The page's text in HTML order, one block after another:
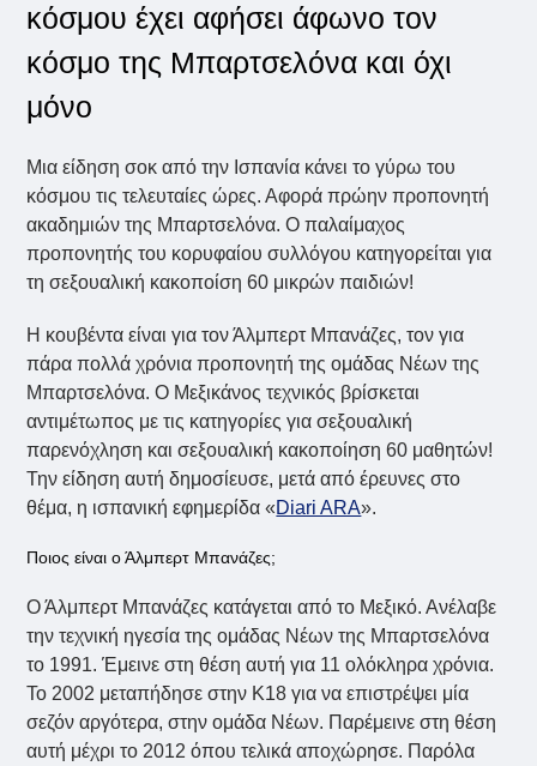
κόσμου έχει αφήσει άφωνο τον
κόσμο της Μπαρτσελόνα και όχι
μόνο
Μια είδηση σοκ από την Ισπανία κάνει το γύρω του
κόσμου τις τελευταίες ώρες. Αφορά πρώην προπονητή
ακαδημιών της Μπαρτσελόνα. Ο παλαίμαχος
προπονητής του κορυφαίου συλλόγου κατηγορείται για
τη σεξουαλική κακοποίση 60 μικρών παιδιών!
Η κουβέντα είναι για τον Άλμπερτ Μπανάζες, τον για
πάρα πολλά χρόνια προπονητή της ομάδας Νέων της
Μπαρτσελόνα. Ο Μεξικάνος τεχνικός βρίσκεται
αντιμέτωπος με τις κατηγορίες για σεξουαλική
παρενόχληση και σεξουαλική κακοποίηση 60 μαθητών!
Την είδηση αυτή δημοσίευσε, μετά από έρευνες στο
θέμα, η ισπανική εφημερίδα «Diari ARA».
Ποιος είναι ο Άλμπερτ Μπανάζες;
Ο Άλμπερτ Μπανάζες κατάγεται από το Μεξικό. Ανέλαβε
την τεχνική ηγεσία της ομάδας Νέων της Μπαρτσελόνα
το 1991. Έμεινε στη θέση αυτή για 11 ολόκληρα χρόνια.
Το 2002 μεταπήδησε στην Κ18 για να επιστρέψει μία
σεζόν αργότερα, στην ομάδα Νέων. Παρέμεινε στη θέση
αυτή μέχρι το 2012 όπου τελικά αποχώρησε. Παρόλα